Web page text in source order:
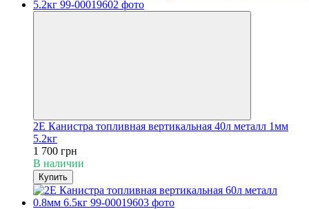
2E Канистра топливная вертикальная 40л металл 1мм
5.2кг
1 700 грн
В наличии
Купить